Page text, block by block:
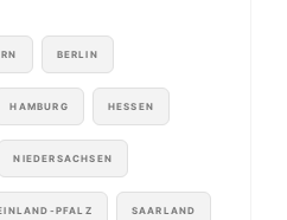
BERLIN
HAMBURG HESSEN
NIEDERSACHSEN
PFALZ SAARLAND